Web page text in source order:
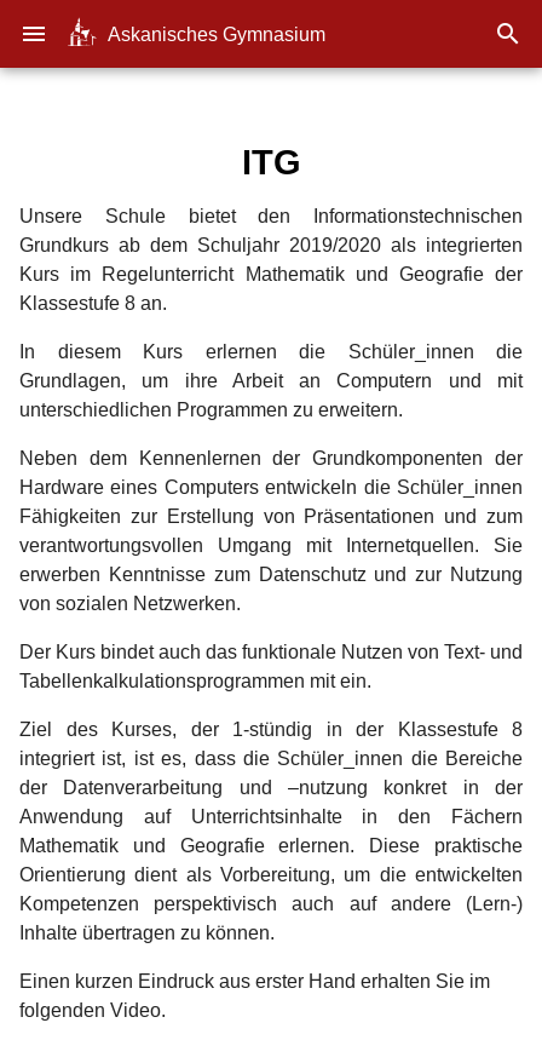
menu Askanisches Gymnasium 
ITG
Unsere Schule bietet den Informationstechnischen
Grundkurs ab dem Schuljahr 2019/2020 als integrierten
Kurs im Regelunterricht Mathematik und Geografie der
Klassestufe 8 an.
In diesem Kurs erlernen die Schüler_innen die
Grundlagen, um ihre Arbeit an Computern und mit
unterschiedlichen Programmen zu erweitern.
Neben dem Kennenlernen der Grundkomponenten der
Hardware eines Computers entwickeln die Schüler_innen
Fähigkeiten zur Erstellung von Präsentationen und zum
verantwortungsvollen Umgang mit Internetquellen. Sie
erwerben Kenntnisse zum Datenschutz und zur Nutzung
von sozialen Netzwerken.
Der Kurs bindet auch das funktionale Nutzen von Text- und
Tabellenkalkulationsprogrammen mit ein.
Ziel des Kurses, der 1-stündig in der Klassestufe 8
integriert ist, ist es, dass die Schüler_innen die Bereiche
der Datenverarbeitung und –nutzung konkret in der
Anwendung auf Unterrichtsinhalte in den Fächern
Mathematik und Geografie erlernen. Diese praktische
Orientierung dient als Vorbereitung, um die entwickelten
Kompetenzen perspektivisch auch auf andere (Lern-)
Inhalte übertragen zu können.
Einen kurzen Eindruck aus erster Hand erhalten Sie im
folgenden Video.